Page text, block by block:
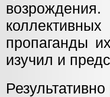
пропаганды
изучил и